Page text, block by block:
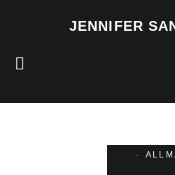
JENNIFER